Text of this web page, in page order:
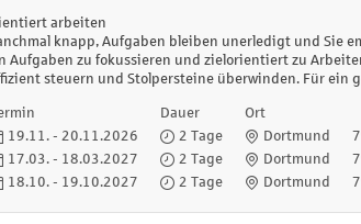
arbeiten
knapp, Aufgaben bleiben unerledigt und Sie
Aufgaben zu fokussieren und zielorientiert zu
steuern und Stolpersteine überwinden. Für ein
Dauer Ort
19.11. - 20.11.2026 2 Tage Dortmund
17.03. - 18.03.2027 2 Tage Dortmund
18.10. - 19.10.2027 2 Tage Dortmund